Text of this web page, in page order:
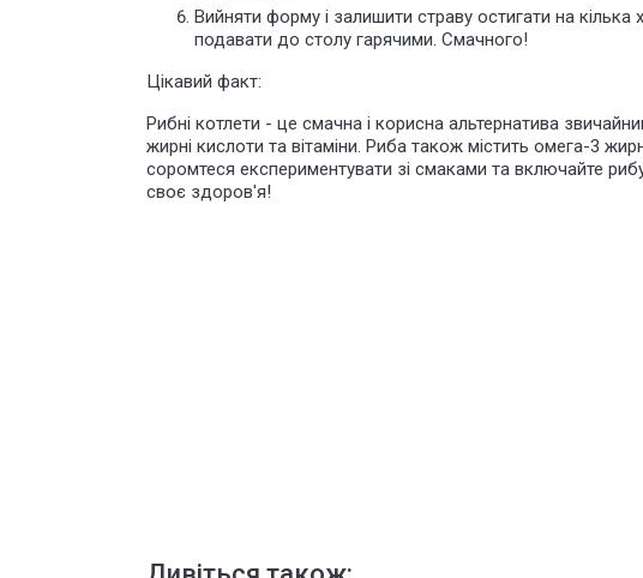
Вийняти форму і залишити страву остигати на кілька
подавати до столу гарячими. Смачного!
Цікавий факт:
Рибні котлети - це смачна і корисна альтернатива
жирні кислоти та вітаміни. Риба також містить омега-3
соромтеся експериментувати зі смаками та включайте
своє здоров'я!